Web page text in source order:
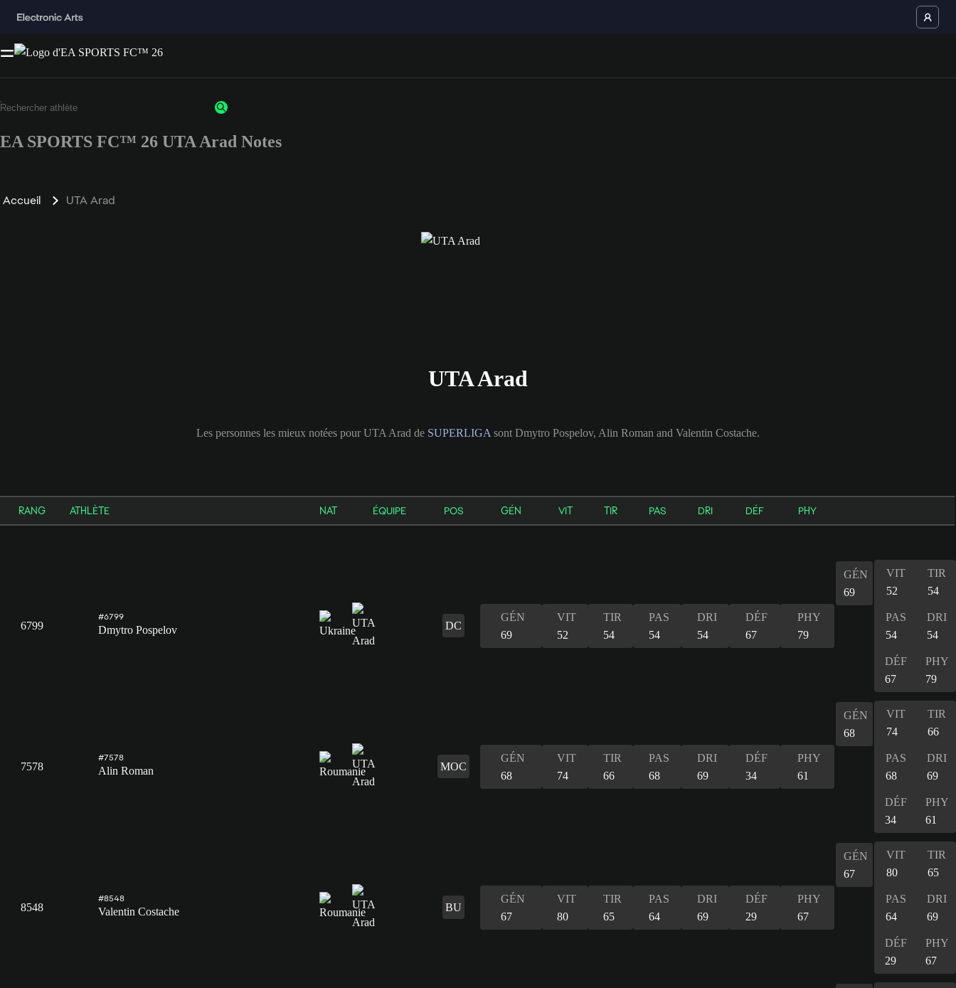
EA SPORTS FC™ 26 UTA Arad Notes
Accueil UTA Arad
UTA Arad
Les personnes les mieux notées pour UTA Arad de SUPERLIGA sont Dmytro Pospelov, Alin Roman and Valentin Costache.
RANG ATHLÈTE NAT ÉQUIPE POS GÉN VIT TIR PAS DRI DÉF PHY
6799
#6799
Dmytro Pospelov DC
GÉN
69
VIT
52
TIR
54
PAS
54
DRI
54
DÉF
67
PHY
79
GÉN
69
VIT
52
TIR
54
PAS
54
DRI
54
DÉF
67
PHY
79
7578
#7578
Alin Roman MOC
GÉN
68
VIT
74
TIR
66
PAS
68
DRI
69
DÉF
34
PHY
61
GÉN
68
VIT
74
TIR
66
PAS
68
DRI
69
DÉF
34
PHY
61
8548
#8548
Valentin Costache BU
GÉN
67
VIT
80
TIR
65
PAS
64
DRI
69
DÉF
29
PHY
67
GÉN
67
VIT
80
TIR
65
PAS
64
DRI
69
DÉF
29
PHY
67